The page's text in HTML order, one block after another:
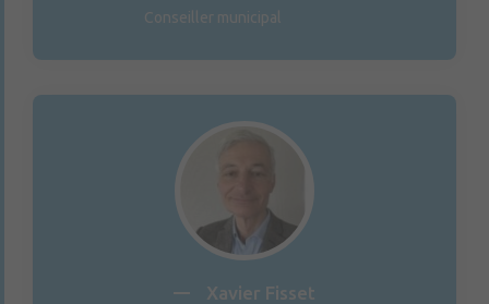
Conseiller municipal
Xavier Fisset